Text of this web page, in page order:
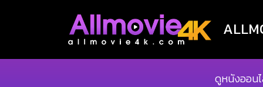
ดูหนังออน